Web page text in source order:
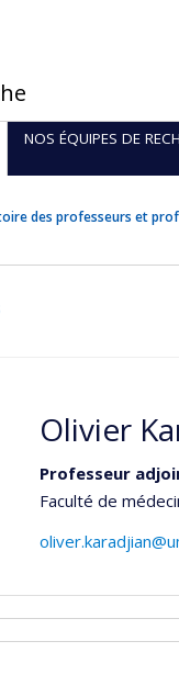
NOS ÉQUIPES DE
des professeurs et
Olivier
Professeur
Faculté de